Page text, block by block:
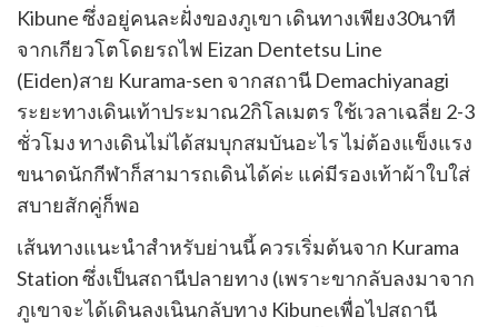
Kibune ซึ่งอยู่คนละฝั่งของภูเขา เดินทางเพียง30นาที
จากเกียวโตโดยรถไฟ Eizan Dentetsu Line
(Eiden)สาย Kurama-sen จากสถานี Demachiyanagi
ระยะทางเดินเท้าประมาณ2กิโลเมตร ใช้เวลาเฉลี่ย 2-3
ชั่วโมง ทางเดินไม่ได้สมบุกสมบันอะไร ไม่ต้องแข็งแรง
ขนาดนักกีฬาก็สามารถเดินได้ค่ะ แค่มีรองเท้าผ้าใบใส่
สบายสักคู่ก็พอ
เส้นทางแนะนำสำหรับย่านนี้ ควรเริ่มต้นจาก Kurama
Station ซึ่งเป็นสถานีปลายทาง (เพราะขากลับลงมาจาก
ภูเขาจะได้เดินลงเนินกลับทาง Kibuneเพื่อไปสถานี